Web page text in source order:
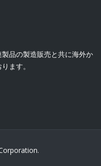
品の製造販売と共に海外か
ます。